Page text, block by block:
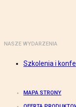
NASZE WYDARZENIA
Szkolenia i
MAPA STRONY